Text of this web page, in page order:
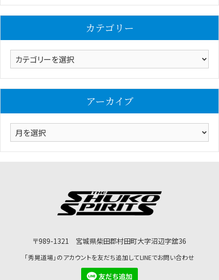
カテゴリー
カ
テ
アーカイブ
ー
〒989-1321 宮城県柴田郡村田町大字沼辺字舘36
「秀晃道場」のアカウントを友だち追加してLINEでお問い合わせ